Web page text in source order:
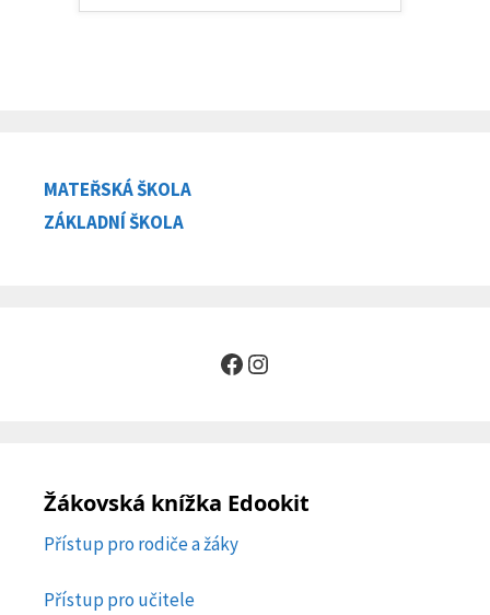
MATEŘSKÁ ŠKOLA
ZÁKLADNÍ ŠKOLA
Facebook
Instagram
Žákovská knížka Edookit
Přístup pro rodiče a žáky
Přístup pro učitele